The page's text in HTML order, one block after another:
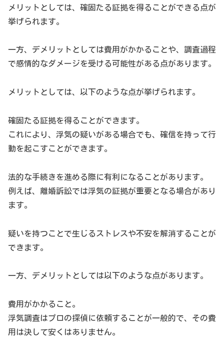
メリットとしては、確固たる証拠を得ることができる点が
挙げられます。
一方、デメリットとしては費用がかかることや、調査過程
で感情的なダメージを受ける可能性がある点があります。
メリットとしては、以下のような点が挙げられます。
確固たる証拠を得ることができます。
これにより、浮気の疑いがある場合でも、確信を持って行
動を起こすことができます。
法的な手続きを進める際に有利になることがあります。
例えば、離婚訴訟では浮気の証拠が重要となる場合があり
ます。
疑いを持つことで生じるストレスや不安を解消することが
できます。
一方、デメリットとしては以下のような点があります。
費用がかかること。
浮気調査はプロの探偵に依頼することが一般的で、その費
用は決して安くはありません。